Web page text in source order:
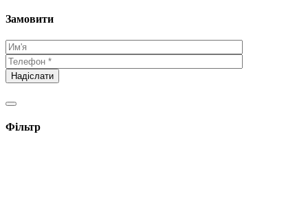
Замовити
Фільтр